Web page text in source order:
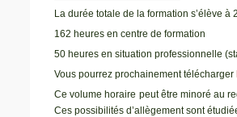
La durée totale de la formation s’élève à
162 heures en centre de formation
50 heures en situation professionnelle
Vous pourrez prochainement télécharger
Ce volume horaire peut être minoré au
Ces possibilités d’allègement sont